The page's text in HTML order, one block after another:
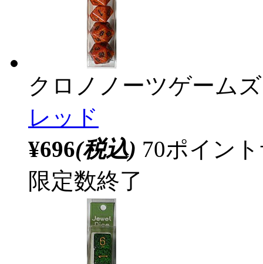
クロノノーツゲームズ
レッド
¥696(税込) 70ポイン
限定数終了